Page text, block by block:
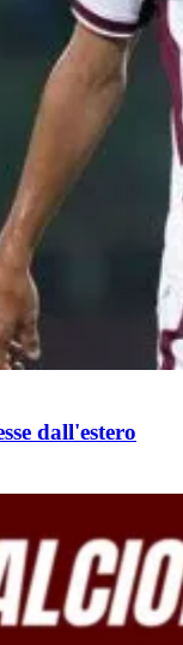
dall'estero